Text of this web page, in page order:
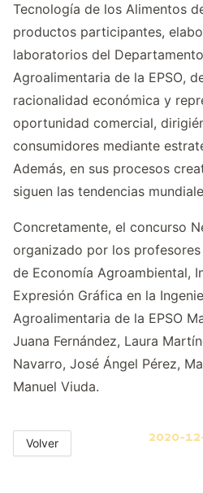
Tecnología de los Alimentos
productos participantes,
laboratorios del
Agroalimentaria de la EPSO,
racionalidad económica y
oportunidad comercial,
consumidores mediante
Además, en sus procesos
siguen las tendencias
Concretamente, el concurso
organizado por los
de Economía Agroambiental,
Expresión Gráfica en la
Agroalimentaria de la EPSO
Juana Fernández, Laura
Navarro, José Ángel Pérez,
Manuel Viuda.
Volver 2020-